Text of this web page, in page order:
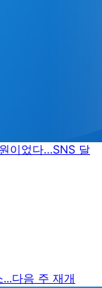
이었다…SNS 달
다음 주 재개